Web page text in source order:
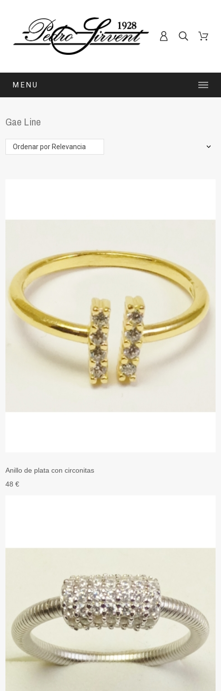
MENU
Gae Line
Ordenar por Relevancia
Anillo de plata con circonitas
48 €